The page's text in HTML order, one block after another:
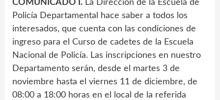
COMUNICADO I. La Dirección de la Escuela de
Policía Departamental hace saber a todos los
interesados, que cuenta con las condiciones de
ingreso para el Curso de cadetes de la Escuela
Nacional de Policía. Las inscripciones en nuestro
Departamento serán, desde el martes 3 de
noviembre hasta el viernes 11 de diciembre, de
08:00 a 18:00 horas en el local de la referida